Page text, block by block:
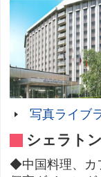
写真ライブ
シェラト
◆中国料理、カ